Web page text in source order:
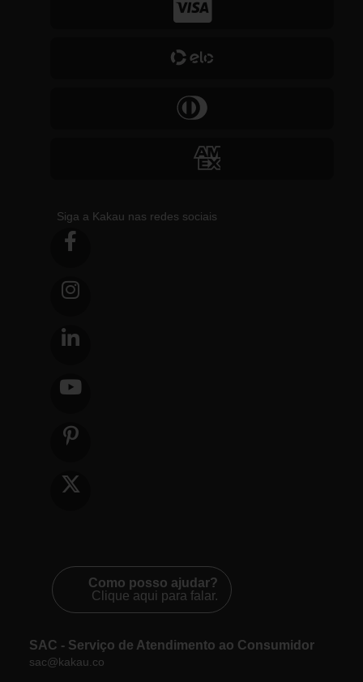
Siga a Kakau nas redes sociais
Como posso ajudar?
Clique aqui para falar.
SAC - Serviço de Atendimento ao Consumidor
sac@kakau.co